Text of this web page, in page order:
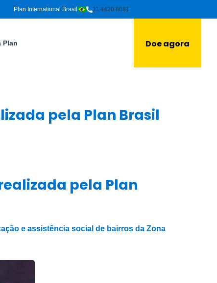
Plan International Brasil 11 4420.8081
Plan Doe agora
pela Plan Brasil
pela Plan
e assistência social de bairros da Zona